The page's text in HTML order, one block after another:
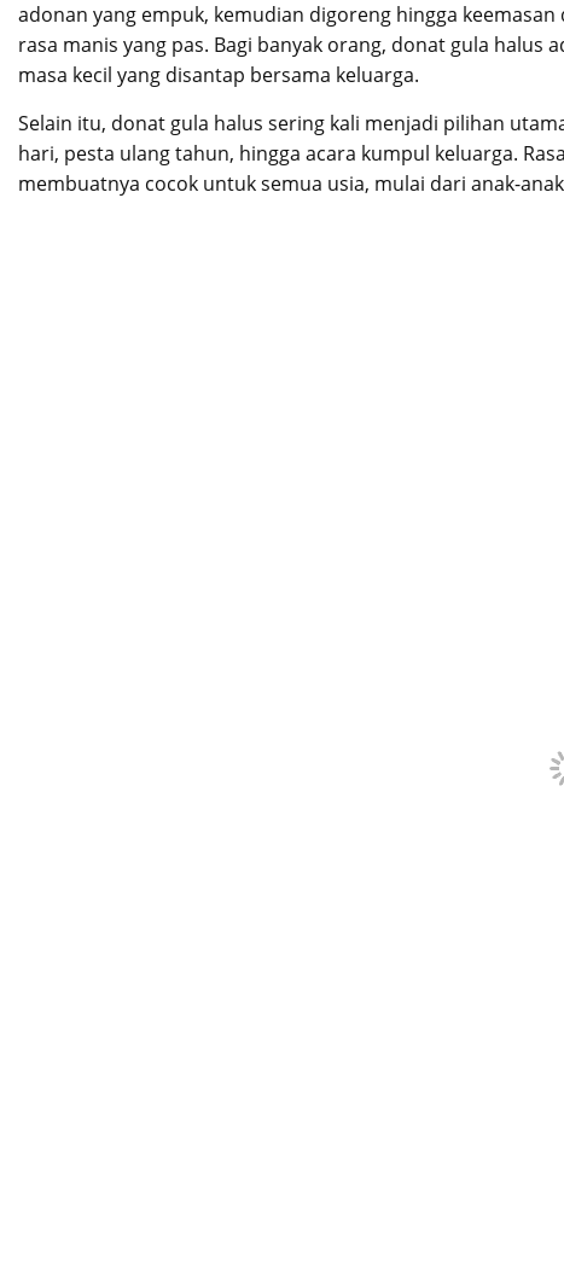
adonan yang empuk, kemudian digoreng hingga
rasa manis yang pas. Bagi banyak orang, donat gula halus
masa kecil yang disantap bersama keluarga.
Selain itu, donat gula halus sering kali menjadi pilihan
hari, pesta ulang tahun, hingga acara kumpul keluarga.
membuatnya cocok untuk semua usia, mulai dari anak-